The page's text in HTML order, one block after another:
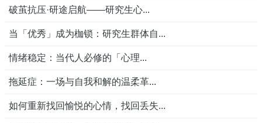
破茧抗压·研途启航——研究生心...
当「优秀」成为枷锁：研究生群体自...
情绪稳定：当代人必修的「心理...
拖延症：一场与自我和解的温柔革...
如何重新找回愉悦的心情，找回丢失...